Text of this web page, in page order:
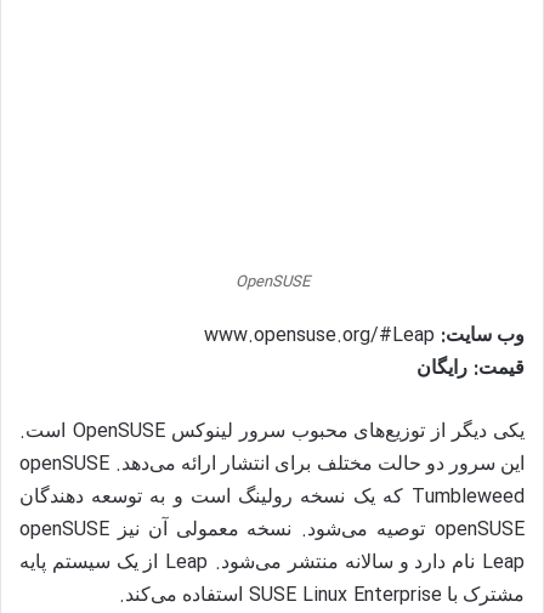
OpenSUSE
وب سایت:
قیمت: رایگان
یکی دیگر از توزیع‌های محبوب سرور لینوکسOpenSUSE است.
این سرور دو حالت مختلف برای انتشار ارائه می‌دهد
. openSUSE
Tumbleweed که یک نسخه رولینگ است و به توسعه دهندگان
openSUSE توصیه می‌شود. نسخه معمولی آن نیز openSUSE
Leap نام دارد و سالانه منتشر می‌شود. Leap
از یک سیستم پایه
مشترک با SUSE Linux Enterprise استفاده می‌کند.